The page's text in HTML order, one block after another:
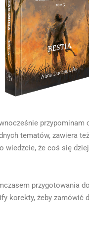
przypominam
tematów, zawiera
wiedzcie, że coś się
przygotowania
korekty, żeby zamówić